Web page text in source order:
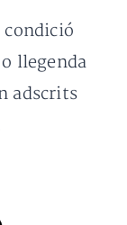
llegenda
adscrits